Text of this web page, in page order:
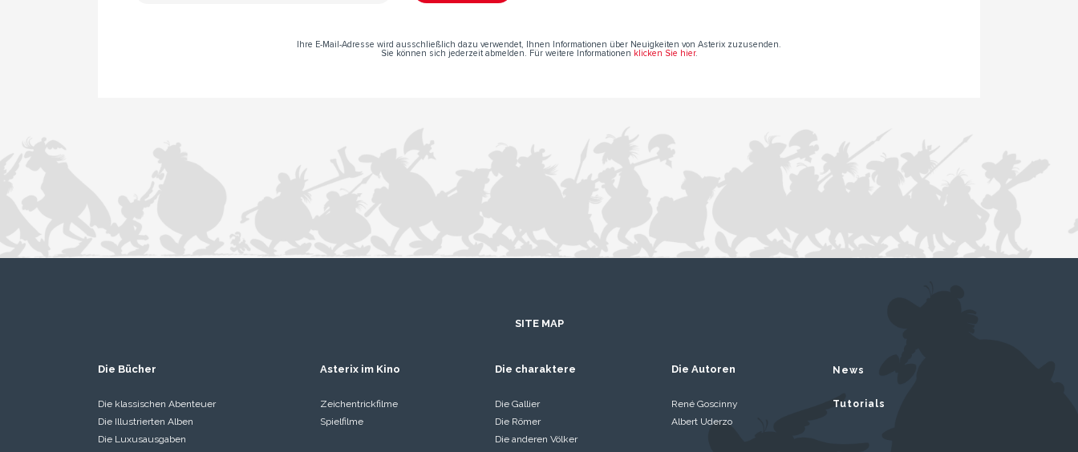
Ihre E-Mail-Adresse wird ausschließlich dazu verwendet, Ihnen Informationen über Neuigkeiten von Asterix zuzusenden.
Sie können sich jederzeit abmelden. Für weitere Informationen klicken Sie hier.
SITE MAP
Die Bücher
Die klassischen Abenteuer
Die Illustrierten Alben
Die Luxusausgaben
Asterix im Kino
Zeichentrickfilme
Spielfilme
Die charaktere
Die Gallier
Die Römer
Die anderen Völker
Die Autoren
René Goscinny
Albert Uderzo
News
Tutorials